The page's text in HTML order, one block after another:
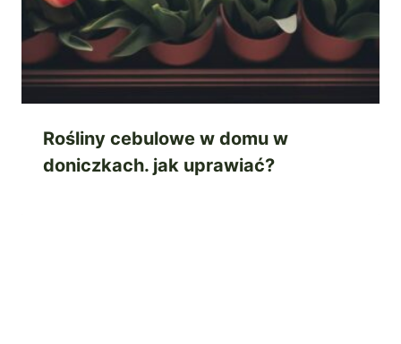
Rośliny cebulowe w domu w
doniczkach. jak uprawiać?